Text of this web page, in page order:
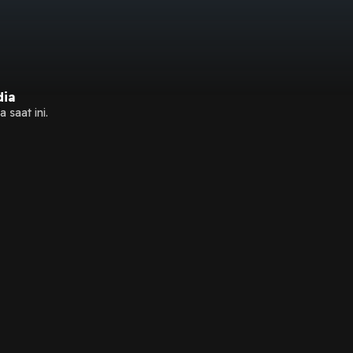
saat ini.